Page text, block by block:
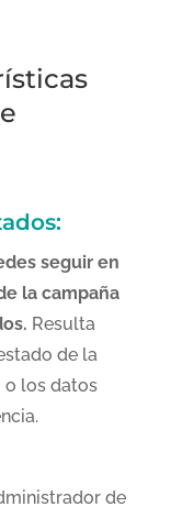
seguir en
la campaña
Resulta
de la
o los datos
de